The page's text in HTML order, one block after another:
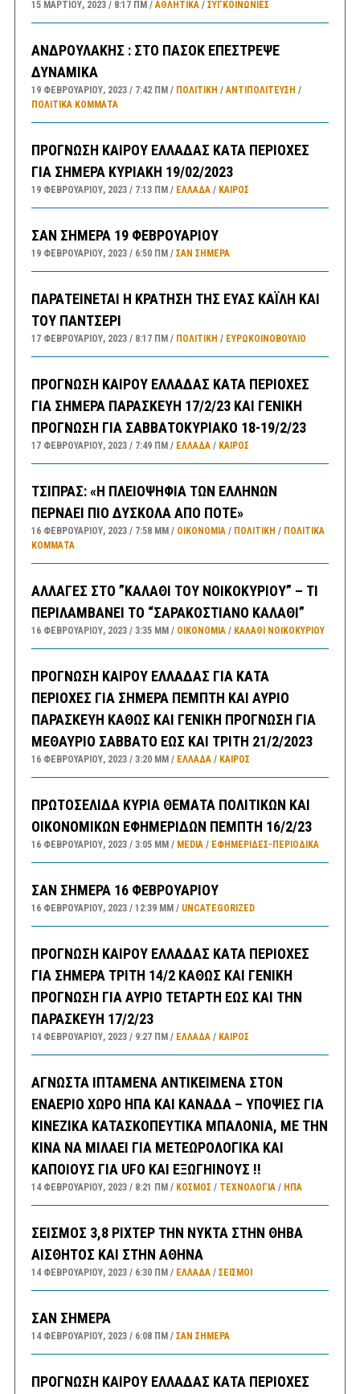
15 ΜΑΡΤΊΟΥ, 2023 8:17 ΠΜ ΑΘΛΗΤΙΚΑ/ ΣΥΓΚΟΙΝΩΝΊΕΣ
ΑΝΔΡΟΥΛΑΚΗΣ : ΣΤΟ ΠΑΣΟΚ ΕΠΕΣΤΡΕΨΕ
ΔΥΝΑΜΙΚΑ
19 ΦΕΒΡΟΥΑΡΊΟΥ, 2023 7:42 ΠΜ ΠΟΛΙΤΙΚΗ /ΑΝΤΙΠΟΛΊΤΕΥΣΗ /
ΠΟΛΙΤΙΚΆ ΚΌΜΜΑΤΑ
ΠΡΟΓΝΩΣΗ ΚΑΙΡΟΥ ΕΛΛΑΔΑΣ ΚΑΤΑ ΠΕΡΙΟΧΕΣ
ΓΙΑ ΣΗΜΕΡΑ ΚΥΡΙΑΚΗ 19/02/2023
19 ΦΕΒΡΟΥΑΡΊΟΥ, 2023 7:13 ΠΜ ΕΛΛΑΔA/ ΚΑΙΡΌΣ
ΣΑΝ ΣΗΜΕΡΑ 19 ΦΕΒΡΟΥΑΡΙΟΥ
19 ΦΕΒΡΟΥΑΡΊΟΥ, 2023 6:50 ΠΜ ΣΑΝ ΣΉΜΕΡΑ
ΠΑΡΑΤΕΙΝΕΤΑΙ Η ΚΡΑΤΗΣΗ ΤΗΣ ΕΥΑΣ ΚΑΪΛΗ ΚΑΙ
ΤΟΥ ΠΑΝΤΣΕΡΙ
17 ΦΕΒΡΟΥΑΡΊΟΥ, 2023 8:17 ΠΜ ΠΟΛΙΤΙΚΗ / ΕΥΡΩΚΟΙΝΟΒΟΥΛΙΟ
ΠΡΟΓΝΩΣΗ ΚΑΙΡΟΥ ΕΛΛΑΔΑΣ ΚΑΤΑ ΠΕΡΙΟΧΕΣ
ΓΙΑ ΣΗΜΕΡΑ ΠΑΡΑΣΚΕΥΗ 17/2/23 ΚΑΙ ΓΕΝΙΚΗ
ΠΡΟΓΝΩΣΗ ΓΙΑ ΣΑΒΒΑΤΟΚΥΡΙΑΚΟ 18-19/2/23
17 ΦΕΒΡΟΥΑΡΊΟΥ, 2023 7:49 ΠΜ ΕΛΛΑΔA/ ΚΑΙΡΌΣ
ΤΣΙΠΡΑΣ: «Η ΠΛΕΙΟΨΗΦΙΑ ΤΩΝ ΕΛΛΗΝΩΝ
ΠΕΡΝΑΕΙ ΠΙΟ ΔΥΣΚΟΛΑ ΑΠΟ ΠΟΤΕ»
16 ΦΕΒΡΟΥΑΡΊΟΥ, 2023 7:58 ΜΜ ΟΙΚΟΝΟΜΙΑ/ ΠΟΛΙΤΙΚΗ / ΠΟΛΙΤΙΚΆ
ΚΌΜΜΑΤΑ
ΑΛΛΑΓΕΣ ΣΤΟ ”ΚΑΛΑΘΙ ΤΟΥ ΝΟΙΚΟΚΥΡΙΟΥ” – ΤΙ
ΠΕΡΙΛΑΜΒΑΝΕΙ ΤΟ “ΣΑΡΑΚΟΣΤΙΑΝΟ ΚΑΛΑΘΙ”
16 ΦΕΒΡΟΥΑΡΊΟΥ, 2023 3:35 ΜΜ ΟΙΚΟΝΟΜΙΑ/ ΚΑΛΑΘΙ ΝΟΙΚΟΚΥΡΙΟΥ
ΠΡΟΓΝΩΣΗ ΚΑΙΡΟΥ ΕΛΛΑΔΑΣ ΓΙΑ ΚΑΤΑ
ΠΕΡΙΟΧΕΣ ΓΙΑ ΣΗΜΕΡΑ ΠΕΜΠΤΗ ΚΑΙ ΑΥΡΙΟ
ΠΑΡΑΣΚΕΥΗ ΚΑΘΩΣ ΚΑΙ ΓΕΝΙΚΗ ΠΡΟΓΝΩΣΗ ΓΙΑ
ΜΕΘΑΥΡΙΟ ΣΑΒΒΑΤΟ ΕΩΣ ΚΑΙ ΤΡΙΤΗ 21/2/2023
16 ΦΕΒΡΟΥΑΡΊΟΥ, 2023 3:20 ΜΜ ΕΛΛΑΔA/ ΚΑΙΡΌΣ
ΠΡΩΤΟΣΕΛΙΔΑ ΚΥΡΙΑ ΘΕΜΑΤΑ ΠΟΛΙΤΙΚΩΝ ΚΑΙ
ΟΙΚΟΝΟΜΙΚΩΝ ΕΦΗΜΕΡΙΔΩΝ ΠΕΜΠΤΗ 16/2/23
16 ΦΕΒΡΟΥΑΡΊΟΥ, 2023 3:05 ΜΜ MEDIA/ ΕΦΗΜΕΡΊΔΕΣ-ΠΕΡΙΟΔΙΚΆ
ΣΑΝ ΣΗΜΕΡΑ 16 ΦΕΒΡΟΥΑΡΙΟΥ
16 ΦΕΒΡΟΥΑΡΊΟΥ, 2023 12:39 ΜΜ UNCATEGORIZED
ΠΡΟΓΝΩΣΗ ΚΑΙΡΟΥ ΕΛΛΑΔΑΣ ΚΑΤΑ ΠΕΡΙΟΧΕΣ
ΓΙΑ ΣΗΜΕΡΑ ΤΡΙΤΗ 14/2 ΚΑΘΩΣ ΚΑΙ ΓΕΝΙΚΗ
ΠΡΟΓΝΩΣΗ ΓΙΑ ΑΥΡΙΟ ΤΕΤΑΡΤΗ ΕΩΣ ΚΑΙ ΤΗΝ
ΠΑΡΑΣΚΕΥΗ 17/2/23
14 ΦΕΒΡΟΥΑΡΊΟΥ, 2023 9:27 ΠΜ ΕΛΛΑΔA/ ΚΑΙΡΌΣ
ΑΓΝΩΣΤΑ ΙΠΤΑΜΕΝΑ ΑΝΤΙΚΕΙΜΕΝΑ ΣΤΟΝ
ΕΝΑΕΡΙΟ ΧΩΡΟ ΗΠΑ ΚΑΙ ΚΑΝΑΔΑ – ΥΠΟΨΙΕΣ ΓΙΑ
ΚΙΝΕΖΙΚΑ ΚΑΤΑΣΚΟΠΕΥΤΙΚΑ ΜΠΑΛΟΝΙΑ, ΜΕ ΤΗΝ
ΚΙΝΑ ΝΑ ΜΙΛΑΕΙ ΓΙΑ ΜΕΤΕΩΡΟΛΟΓΙΚΑ ΚΑΙ
ΚΑΠΟΙΟΥΣ ΓΙΑ UFO ΚΑΙ ΕΞΩΓΗΙΝΟΥΣ !!
14 ΦΕΒΡΟΥΑΡΊΟΥ, 2023 8:21 ΠΜ ΚΟΣΜΟΣ / ΤΕΧΝΟΛΟΓΙΑ/ ΗΠΑ
ΣΕΙΣΜΟΣ 3,8 ΡΙΧΤΕΡ ΤΗΝ ΝΥΚΤΑ ΣΤΗΝ ΘΗΒΑ
ΑΙΣΘΗΤΟΣ ΚΑΙ ΣΤΗΝ ΑΘΗΝΑ
14 ΦΕΒΡΟΥΑΡΊΟΥ, 2023 6:30 ΠΜ ΕΛΛΑΔA/ ΣΕΙΣΜΟΙ
ΣΑΝ ΣΗΜΕΡΑ
14 ΦΕΒΡΟΥΑΡΊΟΥ, 2023 6:08 ΠΜ ΣΑΝ ΣΉΜΕΡΑ
ΠΡΟΓΝΩΣΗ ΚΑΙΡΟΥ ΕΛΛΑΔΑΣ ΚΑΤΑ ΠΕΡΙΟΧΕΣ